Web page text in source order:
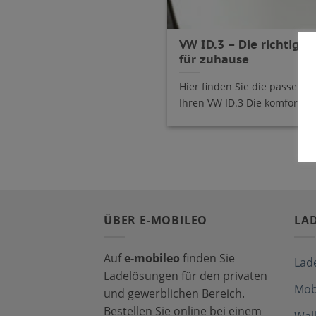
VW ID.3 – Die richtige
für zuhause
Hier finden Sie die
Ihren VW ID.3 Die
ÜBER E-MOBILEO
Aufe-mobileo finden Sie
Ladelösungen für den privaten
und gewerblichen Bereich.
Bestellen Sie online bei einem